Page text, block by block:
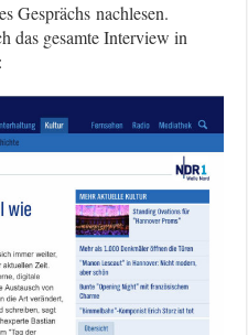
Gesprächs nachlesen.
das gesamte Interview in